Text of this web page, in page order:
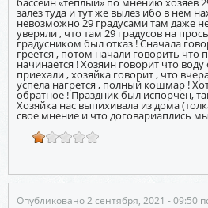
залез туда и тут же вылез ибо в нем
невозможно 29 градусами там даже
уверяли , что там 29 градусов на
градусником был отказ ! Сначала
греется , потом начали говорить что
начинается ! Хозяин говорит что
приехали , хозяйка говорит , что
успела нагрется , полный кошмар !
обратное ! Праздник был испорчен,
Хозяйка нас выпихивала из дома
свое мнение и что договариаплись
Опубликовано 2 сентября, 2021 - 09:50